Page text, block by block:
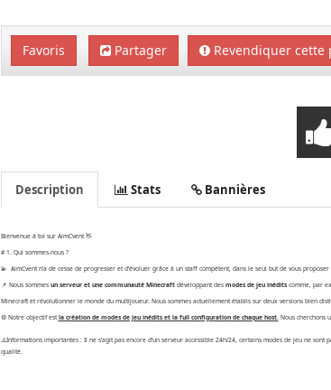
Favoris Partager Revendiquer cette
Description Stats Bannières
Bienvenue à toi sur AimCvent 👋
# 1. Qui sommes-nous ?
💫 AimCvent n’a de cesse de progresser et d’évoluer grâce à un staff compétent, dans le seul but de vous
📌 Nous sommesun serveur et une communauté Minecraftdéveloppant des modes de jeu inéditscomme, par
Minecraft et révolutionner le monde du multijoueur. Nous sommes actuellement établis sur deux versions bien
⚙️ Notre objectif estla création de modes de jeu inédits et la full configuration de chaque host.Nous cherchons
⚠️Informations importantes : Il ne s’agit pas encore d’un serveur accessible 24h/24, certains modes de jeu ne
qualité.